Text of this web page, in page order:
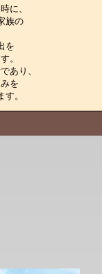
に、
族の
を
。
あり、
を
。